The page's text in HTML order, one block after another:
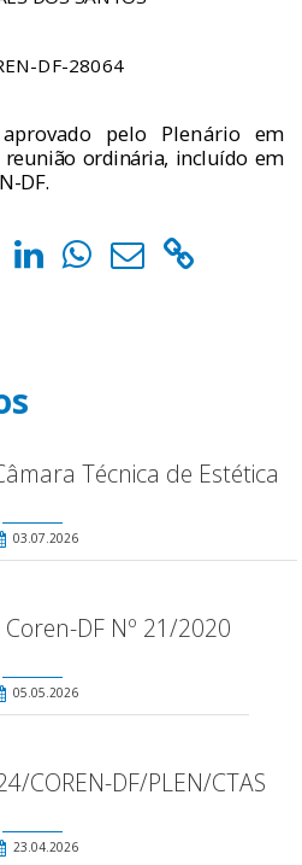
DF-28064
pelo Plenário em
reunião ordinária, in­cluído em
DF.
Técnica de Estética
03.07.2026
DF Nº 21/2020
05.05.2026
COREN-DF/PLEN/CTAS
23.04.2026